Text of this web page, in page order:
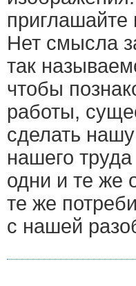
Нет смысла
так
чтобы
работы,
сделать
нашего
одни и те же
те же
с нашей